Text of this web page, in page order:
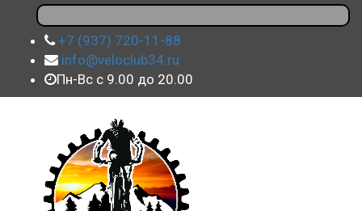
+7 (937) 720-11-88
info@veloclub34.ru
Пн-Вс с 9.00 до 20.00